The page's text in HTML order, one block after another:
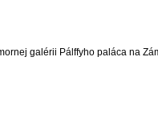
galérii Pálffyho paláca na